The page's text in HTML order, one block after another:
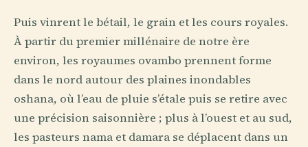
Puis vinrent le bétail, le grain et les cours royales.
À partir du premier millénaire de notre ère
environ, les royaumes ovambo prennent forme
dans le nord autour des plaines inondables
oshana, où l’eau de pluie s’étale puis se retire avec
une précision saisonnière ; plus à l’ouest et au sud,
les pasteurs nama et damara se déplacent dans un